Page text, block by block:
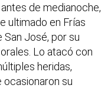
de medianoche,
ultimado en Frías
San José, por su
Lo atacó con
heridas,
su